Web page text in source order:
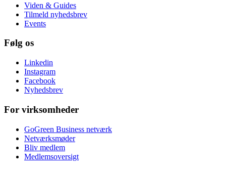
Viden & Guides
Tilmeld nyhedsbrev
Events
Følg os
Linkedin
Instagram
Facebook
Nyhedsbrev
For virksomheder
GoGreen Business netværk
Netværksmøder
Bliv medlem
Medlemsoversigt